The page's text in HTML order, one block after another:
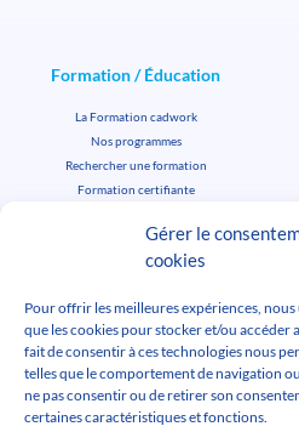
Gérer le
cookies
Pour offrir les meilleures expériences,
que les cookies pour stocker et/ou accéder
fait de consentir à ces technologies nous
telles que le comportement de navigation
ne pas consentir ou de retirer son
certaines caractéristiques et fonctions.
Formation / Éducation
La Formation cadwork
Nos programmes
Rechercher une formation
Formation certifiante
Userclubs
Masterclass cadwork
Actus
L'actu cadwork
Agenda
Offres d'emploi